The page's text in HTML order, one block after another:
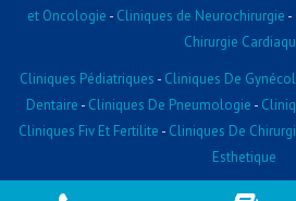
et Oncologie - Cliniques de Neurochirurgie -
Chirurgie
Cliniques Pédiatriques - Cliniques De
Dentaire - Cliniques De Pneumologie -
Cliniques Fiv Et Fertilite - Cliniques De
Esthetique
2026 © Clinique.tn